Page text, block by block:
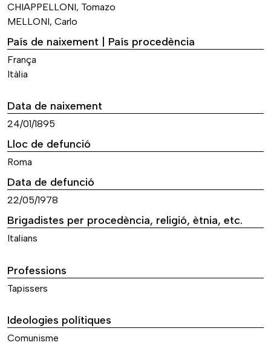
CHIAPPELLONI, Tomazo
MELLONI, Carlo
País de naixement | País procedència
França
Itàlia
Data de naixement
24/01/1895
Lloc de defunció
Roma
Data de defunció
22/05/1978
Brigadistes per procedència, religió, ètnia, etc.
Italians
Professions
Tapissers
Ideologies polítiques
Comunisme